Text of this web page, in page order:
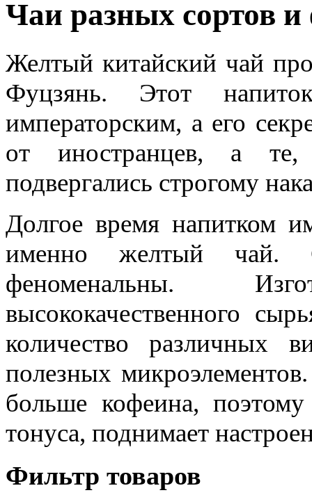
Чаи разных сортов и
Желтый китайский чай
Фуцзянь. Этот
императорским, а его
от иностранцев, а
подвергались строгому
Долгое время напитком
именно желтый чай.
феноменальны.
высококачественного
количество различных
полезных
больше кофеина,
тонуса, поднимает
Фильтр товаров